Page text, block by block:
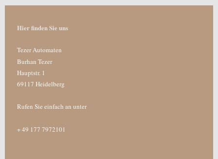
Hier finden Sie uns
Tezer Automaten
Burhan Tezer
Hauptstr. 1
69117 Heidelberg
Rufen Sie einfach an unter
+ 49 177 7972101